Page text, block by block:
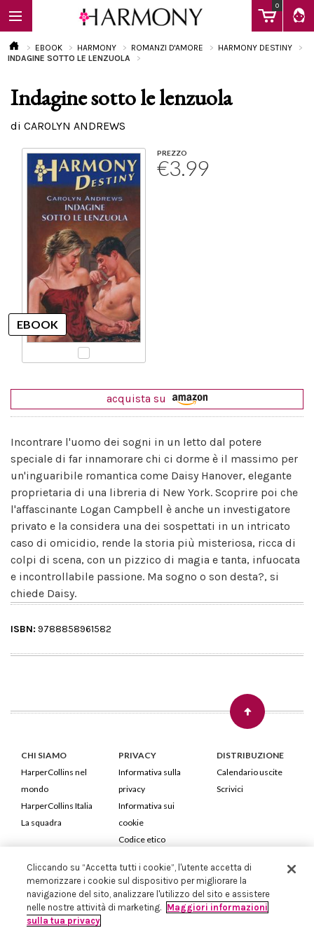
0
EBOOK
EBOOK HARMONY ROMANZI D'AMORE
HARMONY DESTINY
INDAGINE SOTTO LE LENZUOLA
Indagine sotto le lenzuola
di CAROLYN ANDREWS
PREZZO
€3.99
acquista su
Incontrare l'uomo dei sogni in un letto dal potere
speciale di far innamorare chi ci dorme è il massimo per
un'inguaribile romantica come Daisy Hanover, elegante
proprietaria di una libreria di New York. Scoprire poi che
l'affascinante Logan Campbell è anche un investigatore
privato e la considera una dei sospettati in un intricato
caso di omicidio, rende la storia più misteriosa, ricca di
colpi di scena, con un pizzico di magia e tanta, infuocata
e incontrollabile passione. Ma sogno o son desta?, si
chiede Daisy.
ISBN: 9788858961582
CHI SIAMO
HarperCollins nel
mondo
HarperCollins Italia
La squadra
PRIVACY
Informativa sulla
privacy
Informativa sui
cookie
Codice etico
DISTRIBUZIONE
Calendario uscite
Scrivici
HarperCollins Italia S.p.A. Viale Monte Nero, 84 - 20135 Milano
Cod. Fiscale e P.IVA 05946780151 - Capitale Sociale 258.250 €
Iscritta in Milano al Registro delle imprese nr.198004 e REA nr.1051898
Cliccando su “Accetta tutti i cookie”, l'utente accetta di
memorizzare i cookie sul dispositivo per migliorare la
navigazione del sito, analizzare l'utilizzo del sito e assistere
nelle nostre attività di marketing. Maggiori informazioni
sulla tua privacy